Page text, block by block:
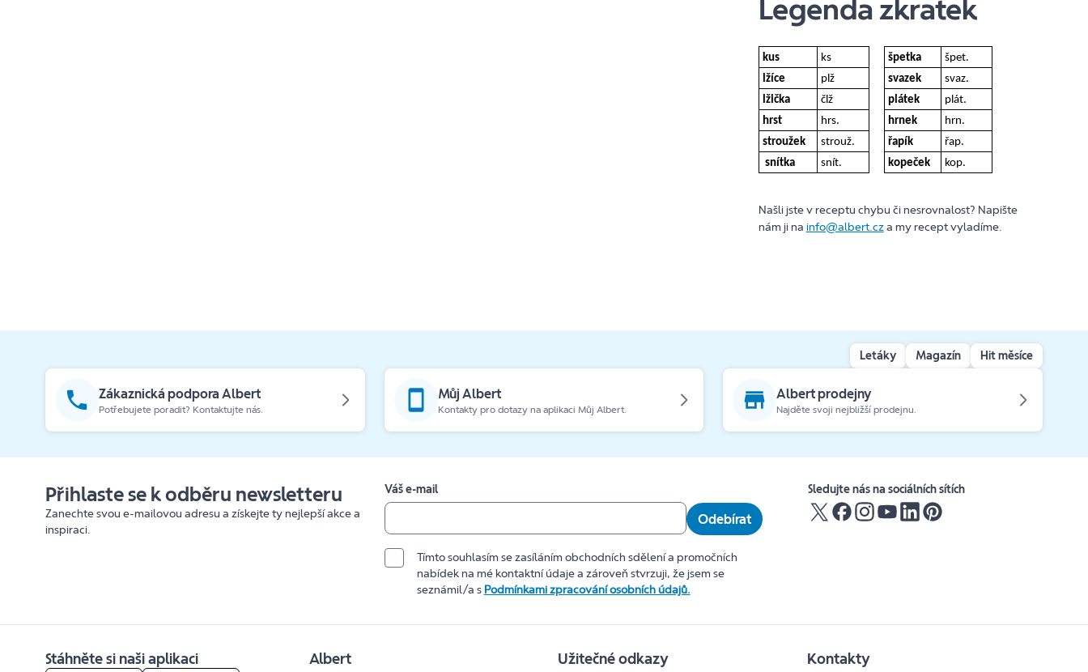
Legenda zkratek
kus ks špetka
špet.
lžíce
plž svazek
svaz.
lžička
člž plátek
plát.
hrst
hrs. hrnek
hrn.
stroužek
strouž. řapík
řap.
snítka
snít. kopeček kop.
Našli jste v receptu chybu či nesrovnalost? Napište
nám ji na info@albert.cza my recept vyladíme.
Letáky Magazín Hit měsíce
Zákaznická podpora Albert
Potřebujete poradit? Kontaktujte nás.
Můj Albert
Kontakty pro dotazy na aplikaci Můj Albert.
Albert prodejny
Najděte svoji nejbližší prodejnu.
Přihlaste se k odběru newsletteru
Zanechte svou e-mailovou adresu a získejte ty nejlepší akce a
inspiraci.
Váš e-mail
Odebírat
Tímto souhlasím se zasíláním obchodních sdělení a promočních
nabídek na mé kontaktní údaje a zároveň stvrzuji, že jsem se
seznámil/a s Podmínkami zpracování osobních údajů.
Sledujte nás na sociálních sítích
Stáhněte si naši aplikaci Albert Užitečné odkazy Kontakty